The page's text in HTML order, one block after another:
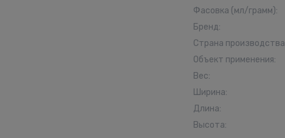
Фасовка (мл/грамм):
Бренд:
Страна производства
Объект применения:
Вес:
Ширина:
Длина:
Высота: